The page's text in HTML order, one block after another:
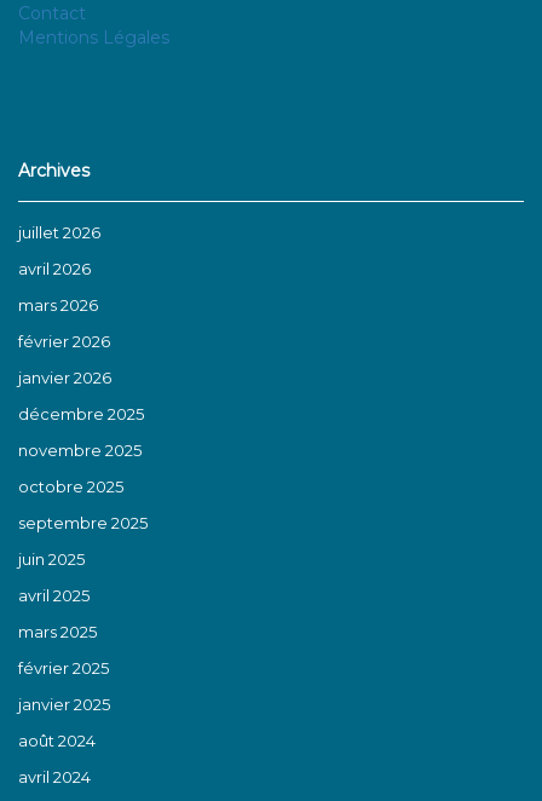
Contact
Mentions Légales
Archives
juillet 2026
avril 2026
mars 2026
février 2026
janvier 2026
décembre 2025
novembre 2025
octobre 2025
septembre 2025
juin 2025
avril 2025
mars 2025
février 2025
janvier 2025
août 2024
avril 2024